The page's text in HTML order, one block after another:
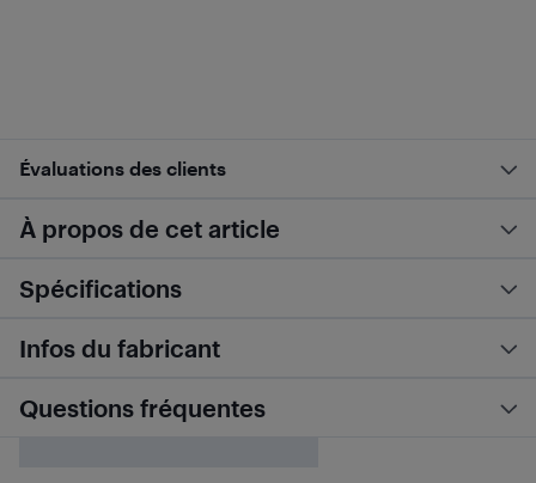
Évaluations des clients
À propos de cet article
Spécifications
Infos du fabricant
Questions fréquentes